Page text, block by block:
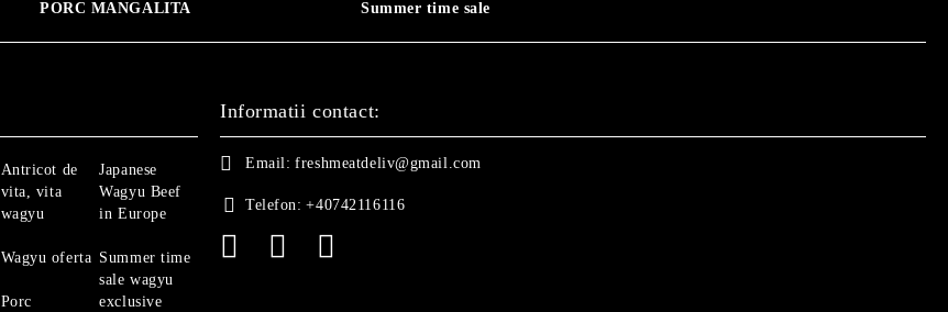
PORC MANGALITA Summer time sale
Antricot de
vita, vita
wagyu
Wagyu oferta
Porc
Japanese
Wagyu Beef
in Europe
Summer time
sale wagyu
exclusive
Informatii contact:
Email: freshmeatdeliv@gmail.com
Telefon: +40742116116